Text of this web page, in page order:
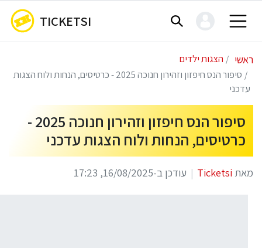
TICKETSI
ראשי
הצגות ילדים
סיפור הנס חיפזון וזהירון חנוכה 2025 - כרטיסים, הנחות ולוח הצגות
עדכני
סיפור הנס חיפזון וזהירון חנוכה 2025 -
כרטיסים, הנחות ולוח הצגות עדכני
מאת Ticketsi עודכן ב-16/08/2025, 17:23